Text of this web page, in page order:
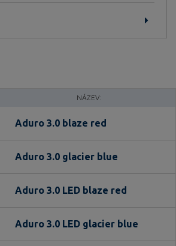
NÁZEV:
Aduro 3.0 blaze red
Aduro 3.0 glacier blue
Aduro 3.0 LED blaze red
Aduro 3.0 LED glacier blue